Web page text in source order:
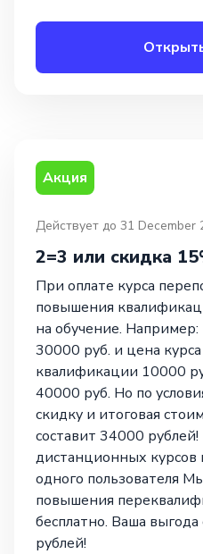
Акция
Действует до 31 December
2=3 или скидка
При оплате курса
повышения
на обучение.
30000 руб. и цена
квалификации 10000
40000 руб. Но по
скидку и итоговая
составит 34000
дистанционных курсов
одного пользователя
повышения
бесплатно. Ваша
рублей!